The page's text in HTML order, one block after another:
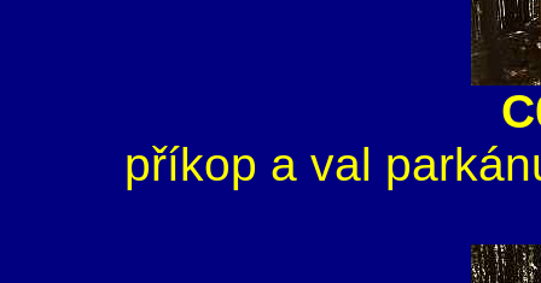
příkop a val